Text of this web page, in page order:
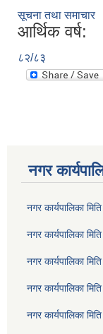
सूचना तथा समाचार
आर्थिक वर्ष:
८२/८३
नगर
नगर कार्यपालिका
नगर कार्यपालिका
नगर कार्यपालिका
नगर कार्यपालिका
नगर कार्यपालिका